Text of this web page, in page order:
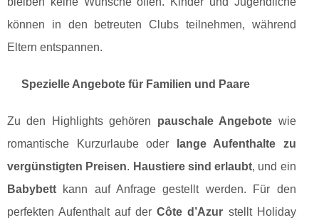
können in den betreuten Clubs teilnehmen, während
Eltern entspannen.
Spezielle Angebote für Familien und Paare
Zu den Highlights gehören pauschale Angebote wie
romantische Kurzurlaube oder
lange Aufenthalte zu
vergünstigten Preisen. Haustiere sind erlaubt, und ein
Babybett kann auf Anfrage gestellt werden. Für den
perfekten Aufenthalt auf derCôte d’Azur stellt Holiday